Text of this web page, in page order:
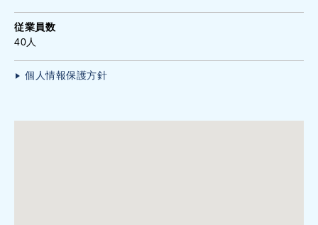
従業員数
40人
個人情報保護方針